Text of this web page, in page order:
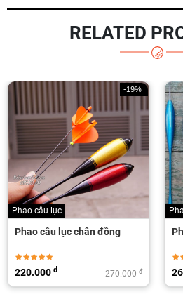
RELATED
-13%
Phao câu lục
Phao câu lục xa bờ
300.000đ
260.000 đ